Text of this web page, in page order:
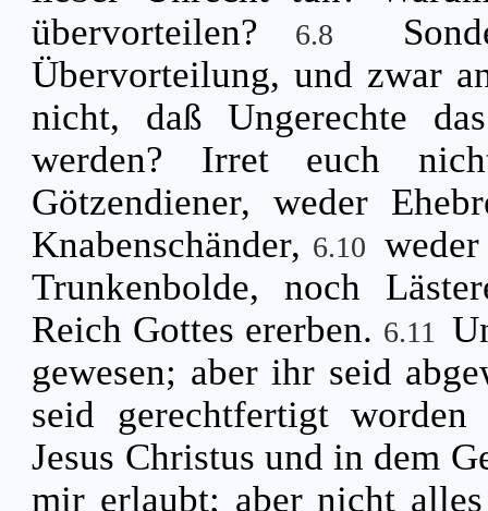
übervorteilen?
6.8
Übervorteilung, und zwar
nicht, daß Ungerechte
werden? Irret euch
Götzendiener, weder
Knabenschänder, 6.10
Trunkenbolde, noch
Reich Gottes ererben. 6.11
gewesen; aber ihr seid
seid gerechtfertigt
Jesus Christus und in dem
mir erlaubt; aber nicht